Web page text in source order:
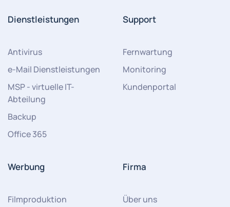
Dienstleistungen
Antivirus
e-Mail Dienstleistungen
MSP - virtuelle IT-
Abteilung
Backup
Office 365
Support
Fernwartung
Monitoring
Kundenportal
Werbung
Filmproduktion
Firma
Über uns